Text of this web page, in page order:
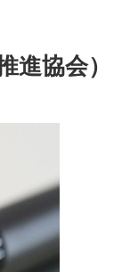
協会）